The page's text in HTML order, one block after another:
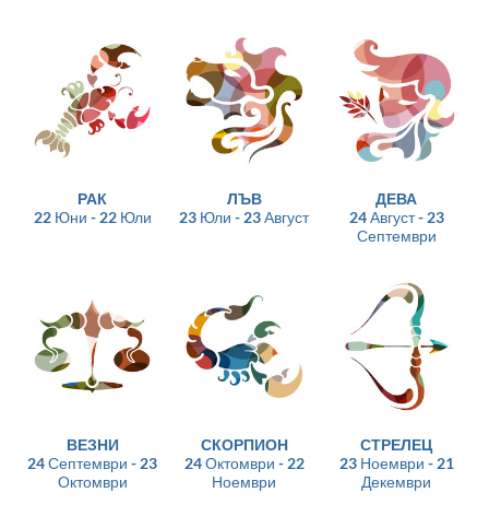
РАК
22 Юни - 22 Юли
ЛЪВ
23 Юли - 23 Август
ДЕВА
24 Август - 23
Септември
ВЕЗНИ
24 Септември - 23
Октомври
СКОРПИОН
24 Октомври - 22
Ноември
СТРЕЛЕЦ
23 Ноември - 21
Декември